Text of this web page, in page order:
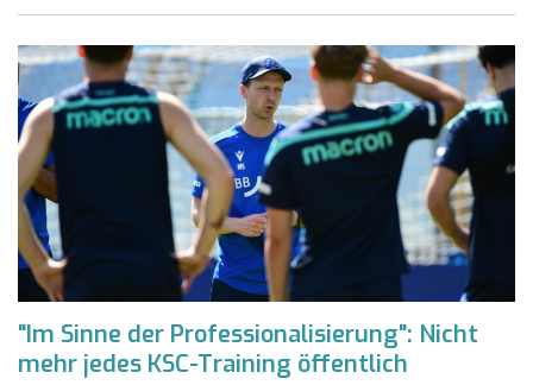
"Im Sinne der Professionalisierung": Nicht
mehr jedes KSC-Training öffentlich